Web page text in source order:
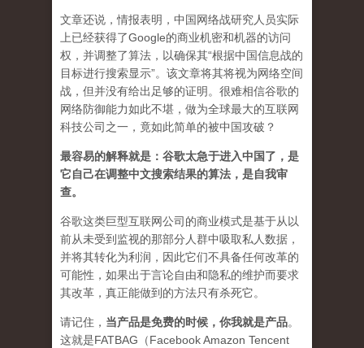
文章还说，情报表明，中国网络战研究人员实际
上已经获得了Google的商业机密和机器的访问
权，并调整了算法，以确保其“根据中国信息战的
目标进行搜索显示”。该文章将其将视为网络空间
战，但并没有给出足够的证明。很难相信谷歌的
网络防御能力如此不堪，做为全球最大的互联网
科技公司之一，竟如此简单的被中国攻破？
最容易的解释就是：谷歌太急于进入中国了，是
它自己在调整中文搜索结果的算法，是自我审
查。
谷歌这类巨型互联网公司的商业模式是基于从以
前从未受到监视的那部分人群中吸取私人数据，
并将其转化为利润，因此它们不具备任何改革的
可能性，如果出于言论自由和隐私的维护而要求
其改革，真正能做到的方法只有杀死它。
请记住， 当产品是免费的时候，你我就是产品。
这就是FATBAG（Facebook Amazon Tencent